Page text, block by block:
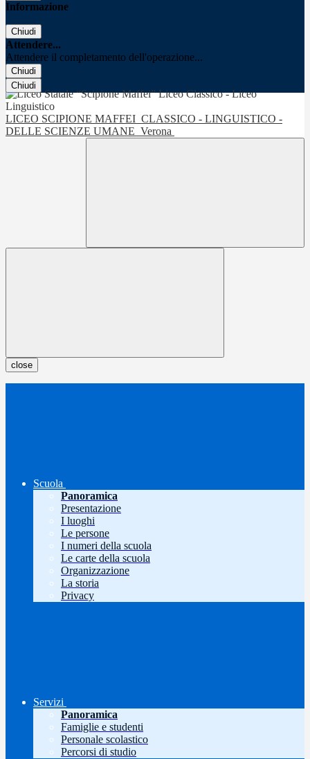
Informazione
Chiudi
Attendere...
Attendere il completamento dell'operazione...
Chiudi
Chiudi
LICEO SCIPIONE MAFFEI CLASSICO - LINGUISTICO -
DELLE SCIENZE UMANE Verona
close
Scuola
Panoramica
Presentazione
I luoghi
Le persone
I numeri della scuola
Le carte della scuola
Organizzazione
La storia
Privacy
Servizi
Panoramica
Famiglie e studenti
Personale scolastico
Percorsi di studio